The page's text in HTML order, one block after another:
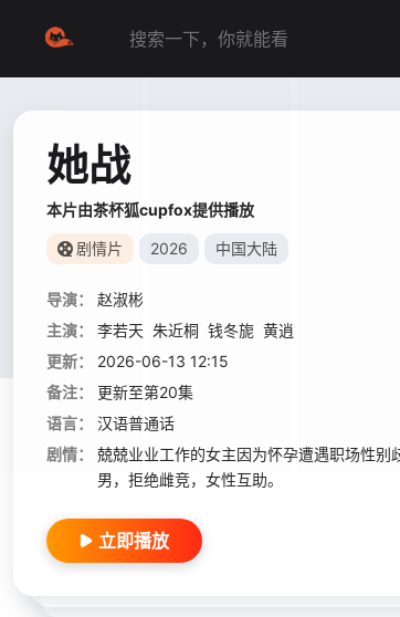
她战
本片由茶杯狐cupfox提供播放
剧情片 2026 中国大陆
导演：
赵淑彬
主演：
李若天 朱近桐 钱冬旎 黄逍
更新：
2026-06-13 12:15
备注：
更新至第20集
语言：
汉语普通话
剧情：
兢兢业业工作的女主因为怀孕遭遇职场性
男，拒绝雌竞，女性互助。
立即播放